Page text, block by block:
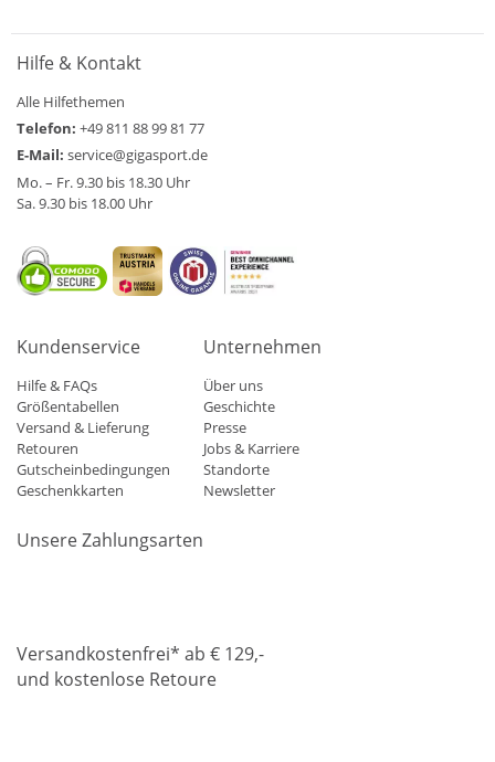
Hilfe & Kontakt
Alle Hilfethemen
Telefon: +49 811 88 99 81 77
E-Mail: service@gigasport.de
Mo. – Fr. 9.30 bis 18.30 Uhr
Sa. 9.30 bis 18.00 Uhr
Kundenservice
Hilfe & FAQs
Größentabellen
Versand & Lieferung
Retouren
Gutscheinbedingungen
Geschenkkarten
Unternehmen
Über uns
Geschichte
Presse
Jobs & Karriere
Standorte
Newsletter
Unsere Zahlungsarten
Versandkostenfrei* ab € 129,-
und kostenlose Retoure